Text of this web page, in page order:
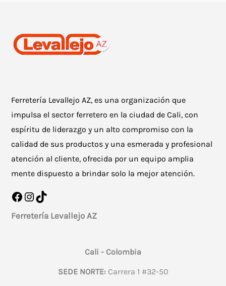
Ferretería Levallejo AZ, es una organización que
impulsa el sector ferretero en la ciudad de Cali, con
espíritu de liderazgo y un alto compromiso con la
calidad de sus productos y una esmerada y profesional
atención al cliente, ofrecida por un equipo amplia
mente dispuesto a brindar solo la mejor atención.
Facebook
Instagram
TikTok
Ferretería Levallejo AZ
Cali - Colombia
SEDE NORTE:Carrera 1 #32-50